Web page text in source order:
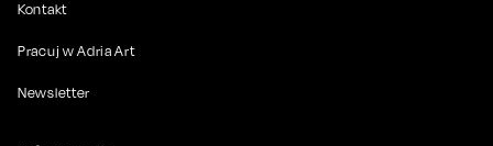
Kontakt
Pracuj w Adria Art
Newsletter